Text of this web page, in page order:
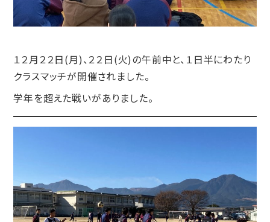
１２月２２日(月)、２２日(火)の午前中と、１日半にわたり
クラスマッチが開催されました。
学年を超えた戦いがありました。